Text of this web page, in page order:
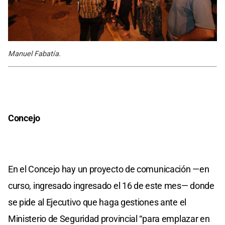
Manuel Fabatía.
Concejo
En el Concejo hay un proyecto de comunicación —en
curso, ingresado ingresado el 16 de este mes— donde
se pide al Ejecutivo que haga gestiones ante el
Ministerio de Seguridad provincial “para emplazar en